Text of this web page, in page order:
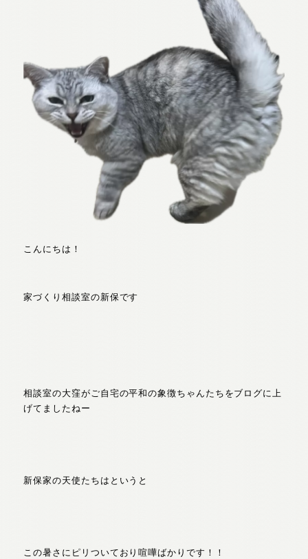
こんにちは！
家づくり相談室の新保です
相談室の大窪がご自宅の平和の象徴ちゃんたちをブログに上
げてましたねー
新保家の天使たちはというと
この暑さにピリついており喧嘩ばかりです！！